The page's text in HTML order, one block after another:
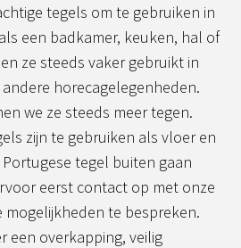
tegels om te gebruiken in
een badkamer, keuken, hal of
ze steeds vaker gebruikt in
horecagelegenheden.
we ze steeds meer tegen.
zijn te gebruiken als vloer en
tegel buiten gaan
eerst contact op met onze
mogelijkheden te bespreken.
een overkapping, veilig